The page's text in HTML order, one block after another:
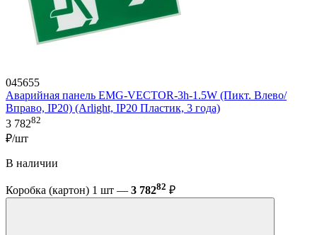
045655
Аварийная панель EMG-VECTOR-3h-1.5W (Пикт. Влево/
Вправо, IP20) (Arlight, IP20 Пластик, 3 года)
3 78282
₽/шт
В наличии
Коробка (картон) 1 шт — 3 78282 ₽